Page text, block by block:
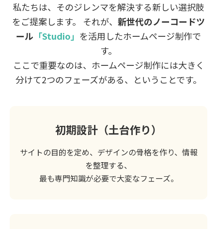
私たちは、そのジレンマを解決する新しい選択肢
をご提案します。 それが、 新世代のノーコードツ
ール 「Studio」 を活用したホームページ制作で
す。
ここで重要なのは、ホームページ制作には大きく
分けて2つのフェーズがある、ということです。
初期設計（土台作り）
サイトの目的を定め、デザインの骨格を作り、情報
を整理する、
最も専門知識が必要で大変なフェーズ。